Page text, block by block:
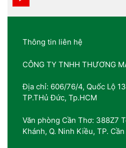
Thông tin liên hệ
CÔNG TY TNHH THƯƠNG
Địa chỉ: 606/76/4, Quốc Lộ
TP.THủ Đức, Tp.HCM
Văn phòng Cần Thơ: 388Z7
Khánh, Q. Ninh Kiều, TP.